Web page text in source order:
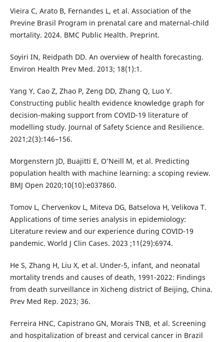
Vieira C, Arato B, Fernandes L, et al. Association of the
Previne Brasil Program in prenatal care and maternal-child
mortality. 2024. BMC Public Health. Preprint.
Soyiri IN, Reidpath DD. An overview of health forecasting.
Environ Health Prev Med. 2013; 18(1):1.
Yang Y, Cao Z, Zhao P, Zeng DD, Zhang Q, Luo Y.
Constructing public health evidence knowledge graph for
decision-making support from COVID-19 literature of
modelling study. Journal of Safety Science and Resilience.
2021;2(3):146–156.
Morgenstern JD, Buajitti E, O’Neill M, et al. Predicting
population health with machine learning: a scoping review.
BMJ Open 2020;10(10):e037860.
Tomov L, Chervenkov L, Miteva DG, Batselova H, Velikova T.
Applications of time series analysis in epidemiology:
Literature review and our experience during COVID-19
pandemic. World J Clin Cases. 2023 ;11(29):6974.
He S, Zhang H, Liu X, et al. Under-5, infant, and neonatal
mortality trends and causes of death, 1991-2022: Findings
from death surveillance in Xicheng district of Beijing, China.
Prev Med Rep. 2023; 36.
Ferreira HNC, Capistrano GN, Morais TNB, et al. Screening
and hospitalization of breast and cervical cancer in Brazil